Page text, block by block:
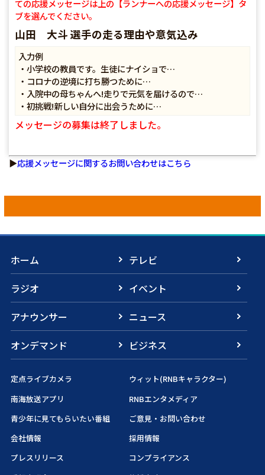
ての応援メッセージは上の【ランナーへの応援メッセージ】タ
ブを選んでください。
山田 大斗 選手の走る理由や意気込み
入力例
・小学校の教員です。生徒にナイショで…
・コロナの逆境に打ち勝つために…
・入院中の母ちゃんへ!走りで元気を届けるので…
・初挑戦!新しい自分に出会うために…
メッセージの募集は終了しました。
▶応援メッセージに関するお問い合わせはこちら
ホーム
テレビ
ラジオ
イベント
アナウンサー
ニュース
オンデマンド
ビジネス
定点ライブカメラ
ウィット(RNBキャラクター)
南海放送アプリ
RNBエンタメディア
青少年に見てもらいたい番組
ご意見・お問い合わせ
会社情報
採用情報
プレスリリース
コンプライアンス